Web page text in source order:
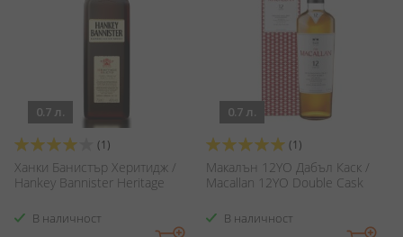
0.7 л.
Оценка:
80%
(1)
Ханки Банистър Херитидж /
Hankey Bannister Heritage
В наличност
0.7 л.
Оценка:
100%
(1)
Макалън 12YO Дабъл Каск /
Macallan 12YO Double Cask
В наличност